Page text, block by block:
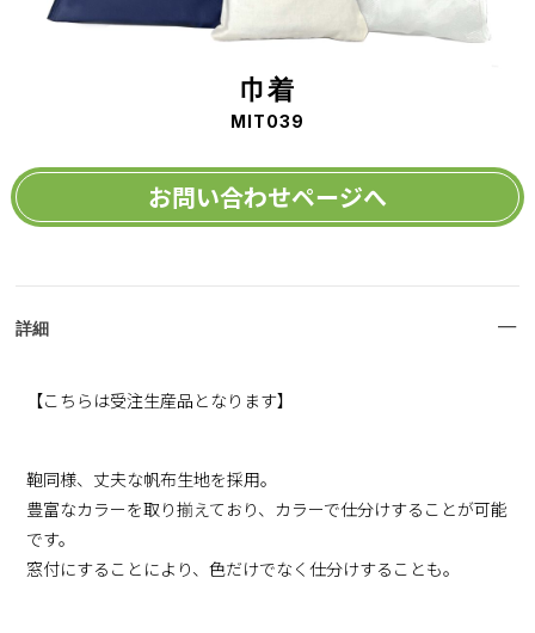
巾着
MIT039
お問い合わせページへ
詳細
【こちらは受注生産品となります】
鞄同様、丈夫な帆布生地を採用。
豊富なカラーを取り揃えており、カラーで仕分けすることが可能
です。
窓付にすることにより、色だけでなく仕分けすることも。